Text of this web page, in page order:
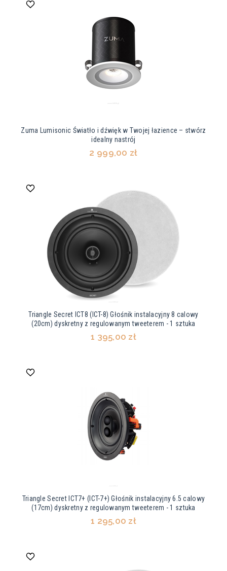
Zuma Lumisonic Światło i dźwięk w Twojej łazience – stwórz
idealny nastrój
2 999,00 zł
Triangle Secret ICT8 (ICT-8) Głośnik instalacyjny 8 calowy
(20cm) dyskretny z regulowanym tweeterem - 1 sztuka
1 395,00 zł
Triangle Secret ICT7+ (ICT-7+) Głośnik instalacyjny 6.5 calowy
(17cm) dyskretny z regulowanym tweeterem - 1 sztuka
1 295,00 zł